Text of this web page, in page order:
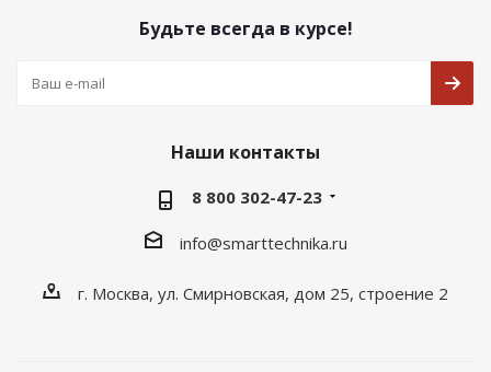
Будьте всегда в курсе!
Наши контакты
8 800 302-47-23
info@smarttechnika.ru
г. Москва, ул. Смирновская, дом 25, строение 2